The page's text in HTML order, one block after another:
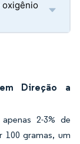
oxigênio
Direção a
2-3% de
100 gramas, um